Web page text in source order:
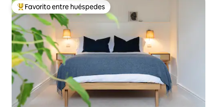
Favorito entre los huéspedes más destacados
Favorito entre huéspedes